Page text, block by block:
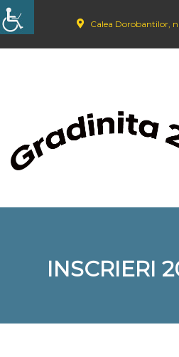
Calea Dorobantilor,
INSCRIERI